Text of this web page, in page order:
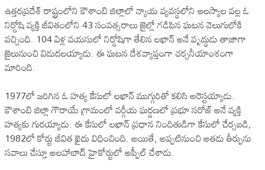
ఉత్తరప్రదేశ్‌ రాష్ట్రంలోని కౌశాంబి జిల్లాలో న్యాయ వ్యవస్థలోని ఆలస్యాల వల్ల ఓ
నిర్దోషి వ్యక్తి జీవితంలోని 43 సంవత్సరాలు జైల్లో గడిపిన ఘటన వెలుగులోకి
వచ్చింది. 104 ఏళ్ల వయసులో నిర్దోషిగా తేలిన లఖాన్‌ అనే వృద్ధుడు తాజాగా
జైలునుంచి విడుదలయ్యాడు. ఈ ఘటన దేశవ్యాప్తంగా చర్చనీయాంశంగా
మారింది.
1977లో జరిగిన ఓ హత్య కేసులో లఖాన్‌ ముగ్గురితో కలిసి అరెస్టయ్యాడు.
కౌశాంబి జిల్లా గౌరాయే గ్రామంలో వర్గీయ ఘర్షణలో ప్రభూ సరోజ్ అనే వ్యక్తి
హత్యకు గురయ్యాడు. ఈ కేసులో లఖాన్‌ ప్రధాన నిందితుడిగా కేసులో చేర్చబడి,
1982లో కోర్టు జీవిత ఖైదు విధించింది. అయితే, అప్పటినుంచి అతడు తీర్పును
సవాలు చేస్తూ అలహాబాద్ హైకోర్టులో అప్పీల్ చేశాడు.